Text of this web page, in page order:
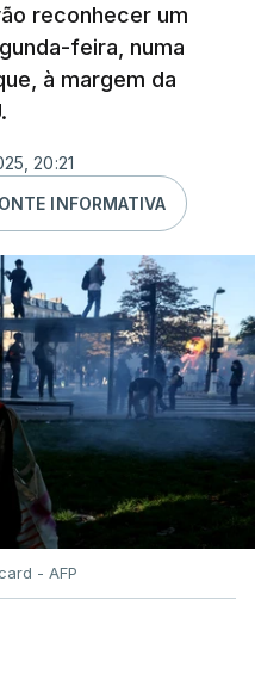
reconhecer um
feira, numa
à margem da
20:21
INFORMATIVA
- AFP